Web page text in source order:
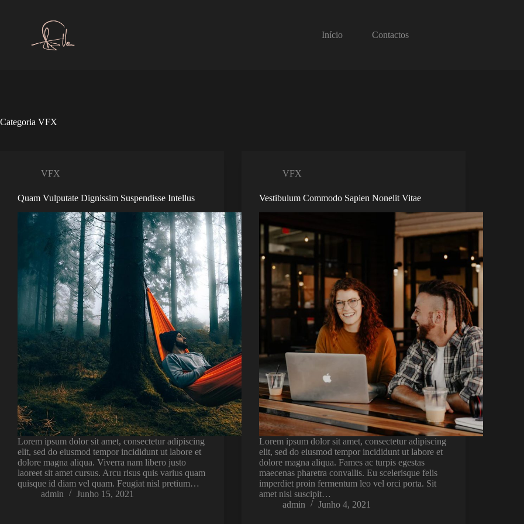
Início Contactos
Categoria VFX
VFX
Quam Vulputate Dignissim Suspendisse Intellus
Lorem ipsum dolor sit amet, consectetur adipiscing
elit, sed do eiusmod tempor incididunt ut labore et
dolore magna aliqua. Viverra nam libero justo
laoreet sit amet cursus. Arcu risus quis varius quam
quisque id diam vel quam. Feugiat nisl pretium…
admin
Junho 15, 2021
VFX
Vestibulum Commodo Sapien Nonelit Vitae
Lorem ipsum dolor sit amet, consectetur adipiscing
elit, sed do eiusmod tempor incididunt ut labore et
dolore magna aliqua. Fames ac turpis egestas
maecenas pharetra convallis. Eu scelerisque felis
imperdiet proin fermentum leo vel orci porta. Sit
amet nisl suscipit…
admin
Junho 4, 2021